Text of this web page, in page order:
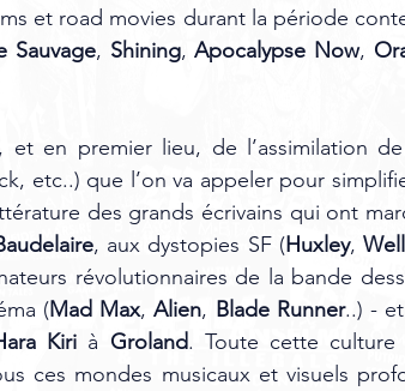
et road movies durant la période
Sauvage, Shining, Apocalypse Now,
et en premier lieu, de l’assimilation
etc..) que l’on va appeler pour
des grands écrivains qui ont
, aux dystopies SF (Huxley,
révolutionnaires de la bande
(Mad Max, Alien, Blade Runner..) -
Kiri à Groland. Toute cette culture
ces mondes musicaux et visuels